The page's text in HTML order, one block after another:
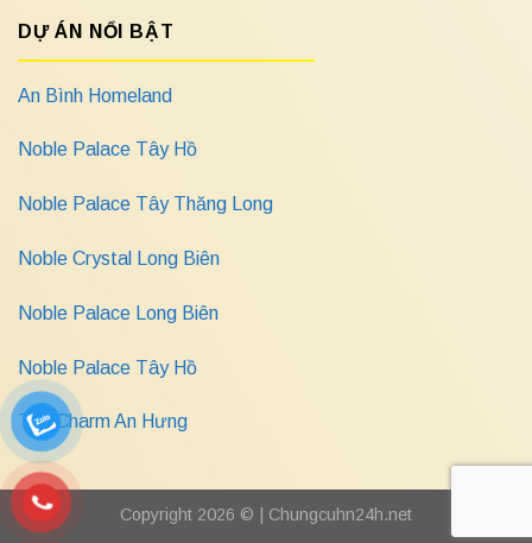
DỰ ÁN NỔI BẬT
An Bình Homeland
Noble Palace Tây Hồ
Noble Palace Tây Thăng Long
Noble Crystal Long Biên
Noble Palace Long Biên
Noble Palace Tây Hồ
The Charm An Hưng
Copyright 2026 © | Chungcuhn24h.net